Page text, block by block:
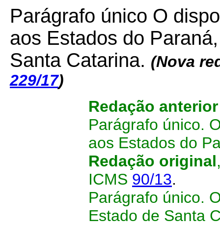
Parágrafo único O
aos Estados do
Santa Catarina. (Nova
229/17)
Redação anterior
Parágrafo único.
aos Estados do
Redação original
ICMS 90/13.
Parágrafo único.
Estado de Santa